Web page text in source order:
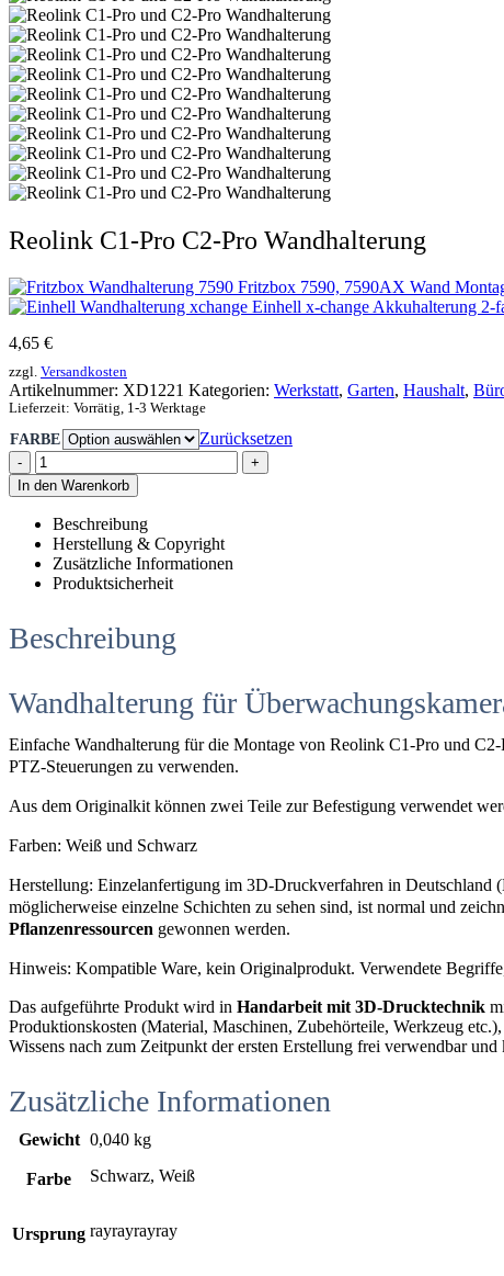
Reolink C1-Pro C2-Pro Wandhalterung
Fritzbox 7590, 7590AX Wand
Einhell x-change Akkuhalterung 2-
4,65 €
zzgl. Versandkosten
Artikelnummer: XD1221 Kategorien: Werkstatt, Garten, Haushalt,
Lieferzeit: Vorrätig, 1-3 Werktage
FARBE Zurücksetzen
-
+
In den Warenkorb
Beschreibung
Herstellung & Copyright
Zusätzliche Informationen
Produktsicherheit
Beschreibung
Wandhalterung für
Einfache Wandhalterung für die Montage von Reolink C1-Pro und
PTZ-Steuerungen zu verwenden.
Aus dem Originalkit können zwei Teile zur Befestigung verwendet
Farben: Weiß und Schwarz
Herstellung: Einzelanfertigung im 3D-Druckverfahren in Deutschland
möglicherweise einzelne Schichten zu sehen sind, ist normal und
Pflanzenressourcen gewonnen werden.
Hinweis: Kompatible Ware, kein Originalprodukt. Verwendete
Das aufgeführte Produkt wird in Handarbeit mit 3D-Drucktechnik
Produktionskosten (Material, Maschinen, Zubehörteile, Werkzeug
Wissens nach zum Zeitpunkt der ersten Erstellung frei verwendbar
Zusätzliche Informationen
Gewicht 0,040 kg
Farbe Schwarz, Weiß
Ursprung rayrayrayray